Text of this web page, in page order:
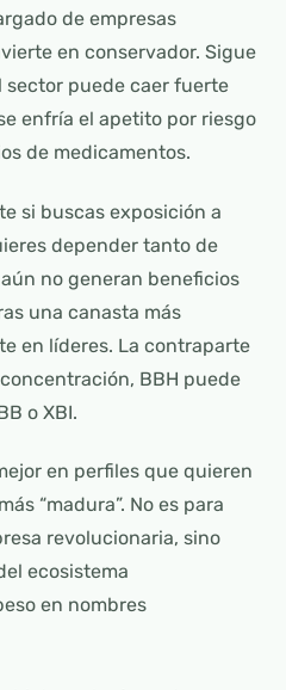
de empresas
en conservador. Sigue
sector puede caer fuerte
enfría el apetito por riesgo
de medicamentos.
si buscas exposición a
depender tanto de
no generan beneficios
una canasta más
en líderes. La contraparte
BBH puede
o XBI.
en perfiles que quieren
“madura”. No es para
revolucionaria, sino
ecosistema
en nombres